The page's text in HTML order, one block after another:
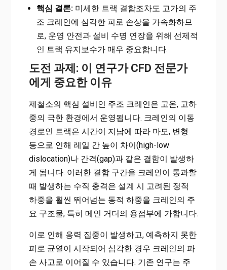
핵심 결론:미세한 트랙 결함조차도 고가의 주
조 크레인에 심각한 피로 손상을 가속화하므
로, 운영 안전과 설비 수명 연장을 위해 선제적
인 트랙 유지보수가 매우 중요합니다.
도전 과제: 이 연구가 CFD 전문가
에게 중요한 이유
제철소의 핵심 설비인 주조 크레인은 고온, 고하
중의 극한 환경에서 운영됩니다. 크레인의 이동
경로인 트랙은 시간이 지남에 따라 마모, 변형
등으로 인해 레일 간 높이 차이(high-low
dislocation)나 간격(gap)과 같은 결함이 발생하
게 됩니다. 이러한 결함 구간을 크레인이 통과할
때 발생하는 수직 충격은 설계 시 고려된 정적
하중을 훨씬 뛰어넘는 동적 하중을 크레인의 주
요 구조물, 특히 메인 거더의 용접부에 가합니다.
이로 인해 응력 집중이 발생하고, 예측하지 못한
피로 균열이 시작되어 심각한 경우 크레인의 파
손 사고로 이어질 수 있습니다. 기존 연구는 주